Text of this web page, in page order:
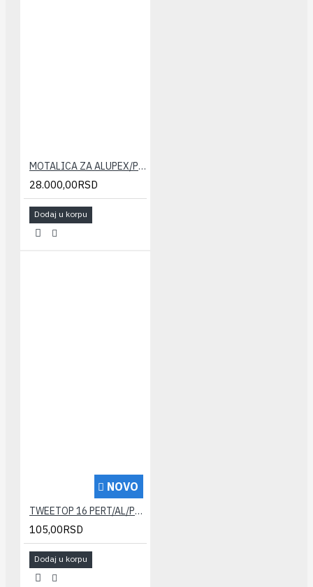
MOTALICA ZA ALUPEX/PERT CEVI TWEETOP
28.000,00RSD
Dodaj u korpu
NOVO
TWEETOP 16 PERT/AL/PERT cev
105,00RSD
Dodaj u korpu